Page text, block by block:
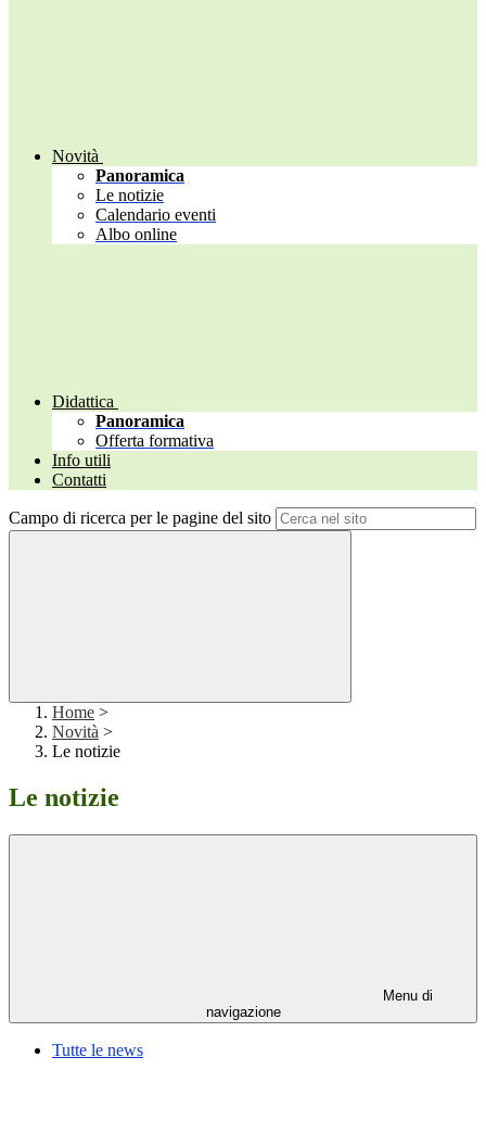
Novità
Panoramica
Le notizie
Calendario eventi
Albo online
Didattica
Panoramica
Offerta formativa
Info utili
Contatti
Campo di ricerca per le pagine del sito
Home >
Novità >
Le notizie
Le notizie
Menu di
navigazione
Tutte le news